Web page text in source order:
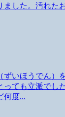
ました。汚れた
ずいほうでん）
ても立派でし
何度...